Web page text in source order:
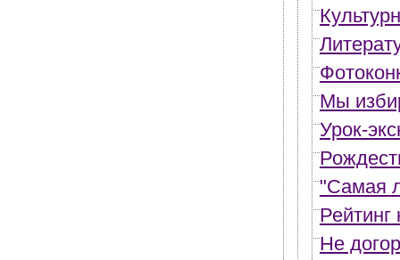
Мы
Урок-
"Самая
Рейтинг
Не